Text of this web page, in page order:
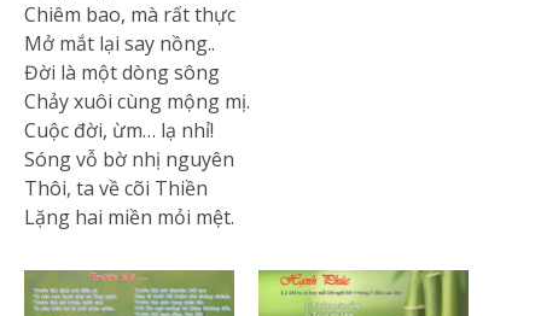
Chiêm bao, mà rất thực
Mở mắt lại say nồng..
Đời là một dòng sông
Chảy xuôi cùng mộng mị.
Cuộc đời, ừm… lạ nhỉ!
Sóng vỗ bờ nhị nguyên
Thôi, ta về cõi Thiền
Lặng hai miền mỏi mệt.